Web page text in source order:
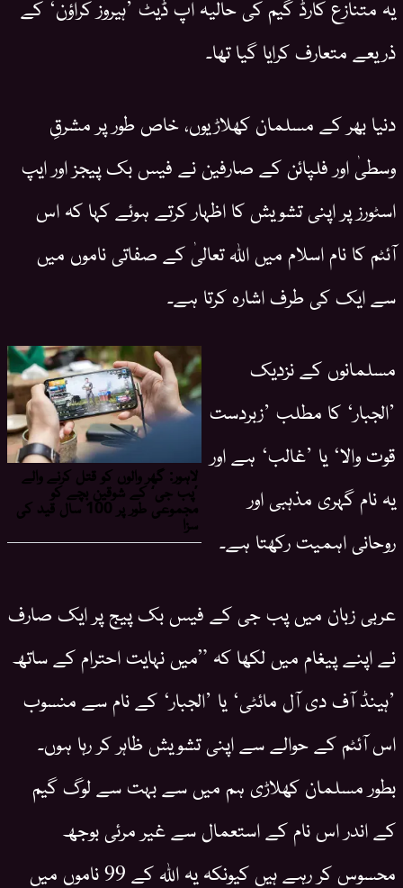
یہ متنازع کارڈ گیم کی حالیہ اپ ڈیٹ ’ہیروز کراؤن‘ کے
ذریعے متعارف کرایا گیا تھا۔
دنیا بھر کے مسلمان کھلاڑیوں، خاص طور پر مشرقِ
وسطیٰ اور فلپائن کے صارفین نے فیس بک پیجز اور ایپ
اسٹورز پر اپنی تشویش کا اظہار کرتے ہوئے کہا کہ اس
آئٹم کا نام اسلام میں اللہ تعالیٰ کے صفاتی ناموں میں
سے ایک کی طرف اشارہ کرتا ہے۔
مسلمانوں کے نزدیک
’الجبار‘ کا مطلب ’زبردست
قوت والا‘ یا ’غالب‘ ہے اور
یہ نام گہری مذہبی اور
روحانی اہمیت رکھتا ہے۔
عربی زبان میں پب جی کے فیس بک پیج پر ایک صارف
نے اپنے پیغام میں لکھا کہ ”میں نہایت احترام کے ساتھ
’ہینڈ آف دی آل مائٹی‘ یا ’الجبار‘ کے نام سے منسوب
اس آئٹم کے حوالے سے اپنی تشویش ظاہر کر رہا ہوں۔
بطور مسلمان کھلاڑی ہم میں سے بہت سے لوگ گیم
کے اندر اس نام کے استعمال سے غیر مرئی بوجھ
محسوس کر رہے ہیں کیونکہ یہ اللہ کے 99 ناموں میں